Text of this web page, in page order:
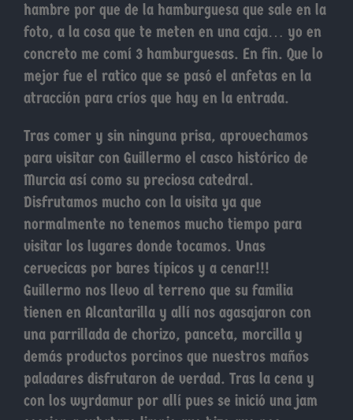
hambre por que de la hamburguesa que sale en la
foto, a la cosa que te meten en una caja… yo en
concreto me comí 3 hamburguesas. En fin. Que lo
mejor fue el ratico que se pasó el anfetas en la
atracción para críos que hay en la entrada.
Tras comer y sin ninguna prisa, aprovechamos
para visitar con Guillermo el casco histórico de
Murcia así como su preciosa catedral.
Disfrutamos mucho con la visita ya que
normalmente no tenemos mucho tiempo para
visitar los lugares donde tocamos. Unas
cervecicas por bares típicos y a cenar!!!
Guillermo nos llevo al terreno que su familia
tienen en Alcantarilla y allí nos agasajaron con
una parrillada de chorizo, panceta, morcilla y
demás productos porcinos que nuestros maños
paladares disfrutaron de verdad. Tras la cena y
con los wyrdamur por allí pues se inició una jam